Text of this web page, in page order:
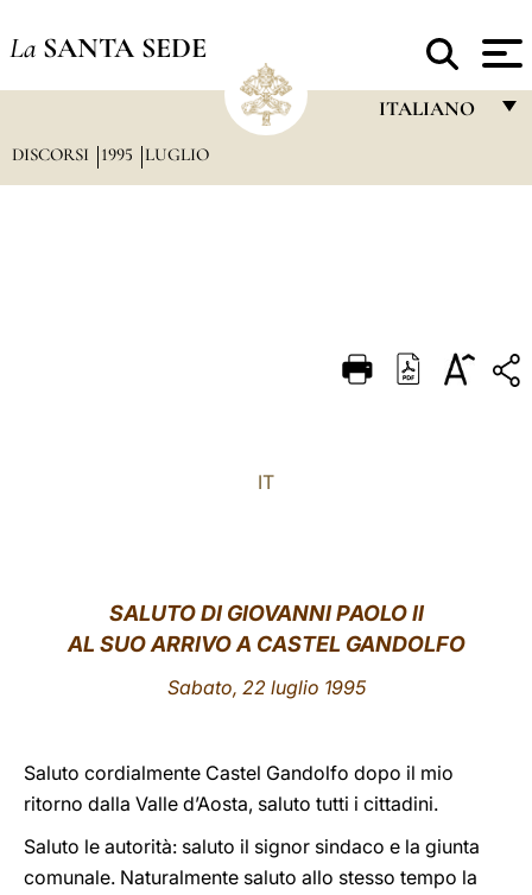
La SANTA SEDE
ITALIANO
DEUTSCH
DISCORSI 1995 LUGLIO
IT
SALUTO DI GIOVANNI PAOLO II
AL SUO ARRIVO A CASTEL GANDOLFO
Sabato, 22 luglio 1995
Saluto cordialmente Castel Gandolfo dopo il mio
ritorno dalla Valle d’Aosta, saluto tutti i cittadini.
Saluto le autorità: saluto il signor sindaco e la giunta
comunale. Naturalmente saluto allo stesso tempo la